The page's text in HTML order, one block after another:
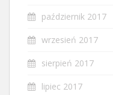
październik 2017
wrzesień 2017
sierpień 2017
lipiec 2017